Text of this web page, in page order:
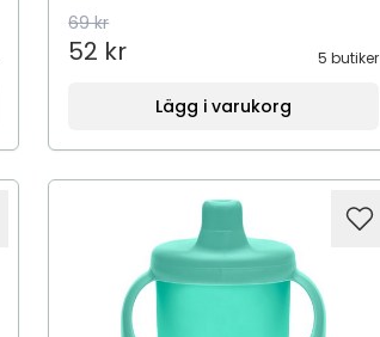
69 kr
52 kr 5 butiker
Lägg i varukorg